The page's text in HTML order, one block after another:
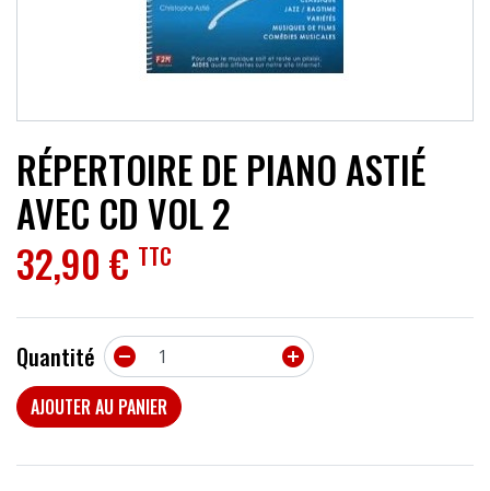
RÉPERTOIRE DE PIANO ASTIÉ
AVEC CD VOL 2
32,90 € TTC
Quantité 

AJOUTER AU PANIER
ACCESSOIRES
EFFETS
PROMOTIONS